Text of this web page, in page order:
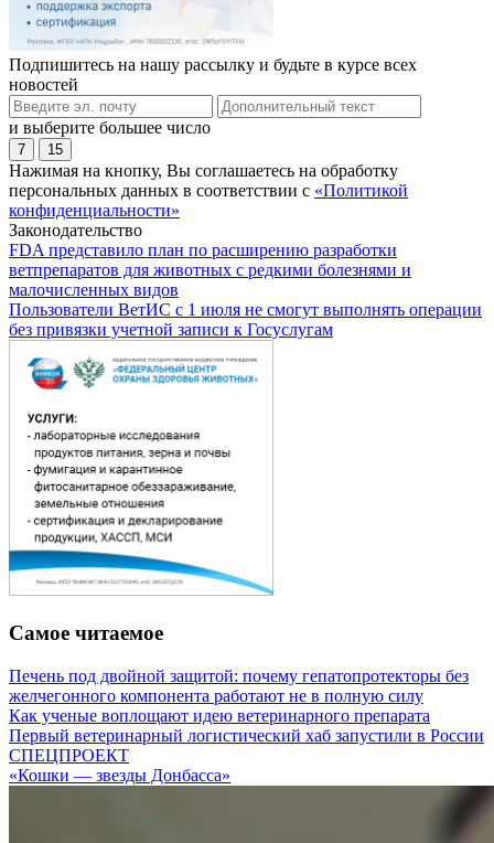
Подпишитесь на нашу рассылку и будьте в курсе всех
новостей
и выберите большее число
7 15
Нажимая на кнопку, Вы соглашаетесь на обработку
персональных данных в соответствии с «Политикой
конфиденциальности»
Законодательство
FDA представило план по расширению разработки
ветпрепаратов для животных с редкими болезнями и
малочисленных видов
Пользователи ВетИС с 1 июля не смогут выполнять операции
без привязки учетной записи к Госуслугам
Самое читаемое
Печень под двойной защитой: почему гепатопротекторы без
желчегонного компонента работают не в полную силу
Как ученые воплощают идею ветеринарного препарата
Первый ветеринарный логистический хаб запустили в России
СПЕЦПРОЕКТ
«Кошки — звезды Донбасса»